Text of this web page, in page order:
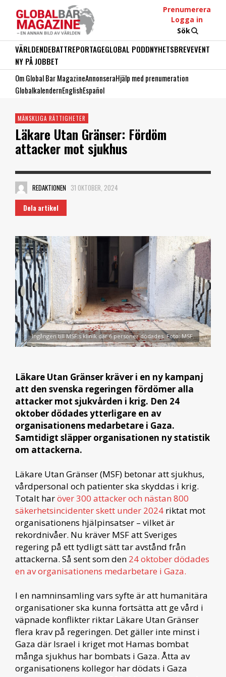
Prenumerera
Logga in
Sök
VÄRLDENDEBATTREPORTAGEGLOBAL PODDNYHETSBREVEVENT
NY PÅ JOBBET
Om Global Bar MagazineAnnonseraHjälp med prenumeration
GlobalkalendernEnglishEspañol
MÄNSKLIGA RÄTTIGHETER
Läkare Utan Gränser: Fördöm
attacker mot sjukhus
REDAKTIONEN 31 OKTOBER, 2024
Dela artikel
Ingången till MSF:s klinik där 6 personer dödades. Foto: MSF.
Läkare Utan Gränser kräver i en ny kampanj
att den svenska regeringen fördömer alla
attacker mot sjukvården i krig. Den 24
oktober dödades ytterligare en av
organisationens medarbetare i Gaza.
Samtidigt släpper organisationen ny statistik
om attackerna.
Läkare Utan Gränser (MSF) betonar att sjukhus,
vårdpersonal och patienter ska skyddas i krig.
Totalt haröver 300 attacker och nästan 800
säkerhetsincidenter skett under 2024 riktat mot
organisationens hjälpinsatser – vilket är
rekordnivåer. Nu kräver MSF att Sveriges
regering på ett tydligt sätt tar avstånd från
attackerna. Så sent som den 24 oktober dödades
en av organisationens medarbetare i Gaza.
I en namninsamling vars syfte är att humanitära
organisationer ska kunna fortsätta att ge vård i
väpnade konflikter riktar Läkare Utan Gränser
flera krav på regeringen. Det gäller inte minst i
Gaza där Israel i kriget mot Hamas bombat
många sjukhus har bombats i Gaza. Åtta av
organisationens kollegor har dödats i Gaza